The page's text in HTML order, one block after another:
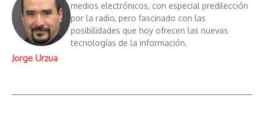
Jorge Urzua
medios electrónicos, con especial predilección
por la radio, pero fascinado con las
posibilidades que hoy ofrecen las nuevas
tecnologías de la información.